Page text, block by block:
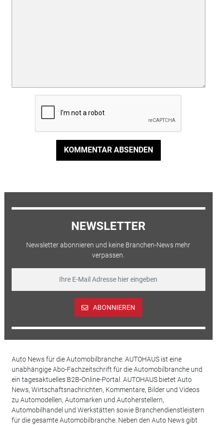
KOMMENTAR ABSENDEN
NEWSLETTER
Newsletter abonnieren und keine Branchen-News mehr
verpassen.
ABONNIEREN
Auto News für die Automobilbranche: AUTOHAUS ist eine
unabhängige Abo-Fachzeitschrift für die Automobilbranche und
ein tagesaktuelles B2B-Online-Portal. AUTOHAUS bietet Auto
News, Wirtschaftsnachrichten, Kommentare, Bilder und Videos
zu Automodellen, Automarken und Autoherstellern,
Automobilhandel und Werkstätten sowie Branchendienstleistern
für die gesamte Automobilbranche. Neben den Auto News gibt